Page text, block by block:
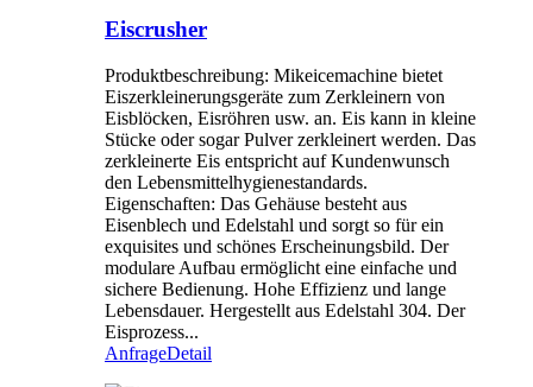
Eiscrusher
Produktbeschreibung: Mikeicemachine bietet
Eiszerkleinerungsgeräte zum Zerkleinern von
Eisblöcken, Eisröhren usw. an. Eis kann in kleine
Stücke oder sogar Pulver zerkleinert werden. Das
zerkleinerte Eis entspricht auf Kundenwunsch
den Lebensmittelhygienestandards.
Eigenschaften: Das Gehäuse besteht aus
Eisenblech und Edelstahl und sorgt so für ein
exquisites und schönes Erscheinungsbild. Der
modulare Aufbau ermöglicht eine einfache und
sichere Bedienung. Hohe Effizienz und lange
Lebensdauer. Hergestellt aus Edelstahl 304. Der
Eisprozess...
AnfrageDetail